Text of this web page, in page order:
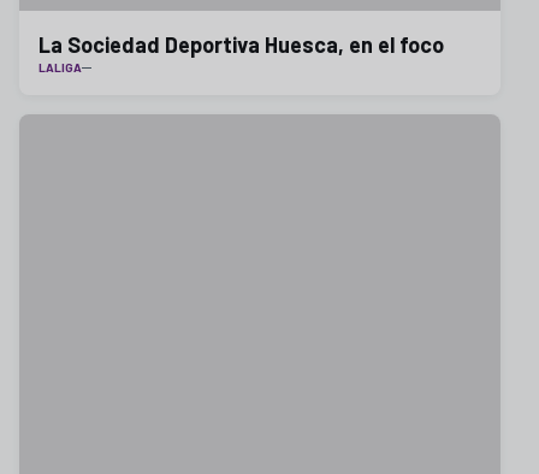
La Sociedad Deportiva Huesca, en el foco
LALIGA